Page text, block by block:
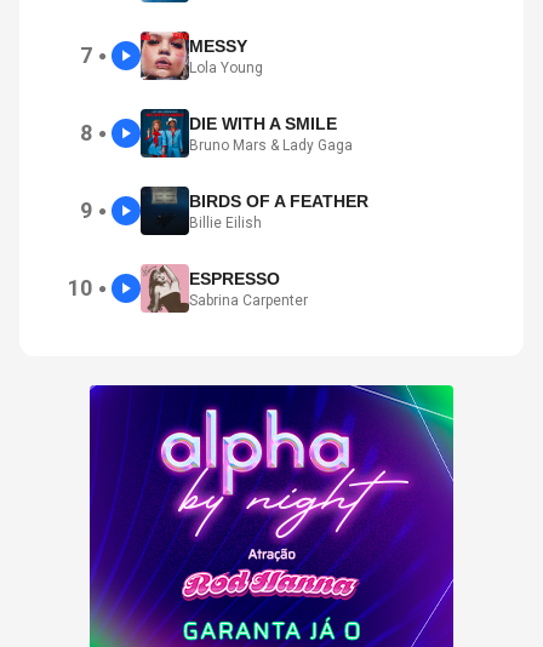
7 ● MESSY
Lola Young
8 ● DIE WITH A SMILE
Bruno Mars & Lady Gaga
9 ● BIRDS OF A FEATHER
Billie Eilish
10 ● ESPRESSO
Sabrina Carpenter